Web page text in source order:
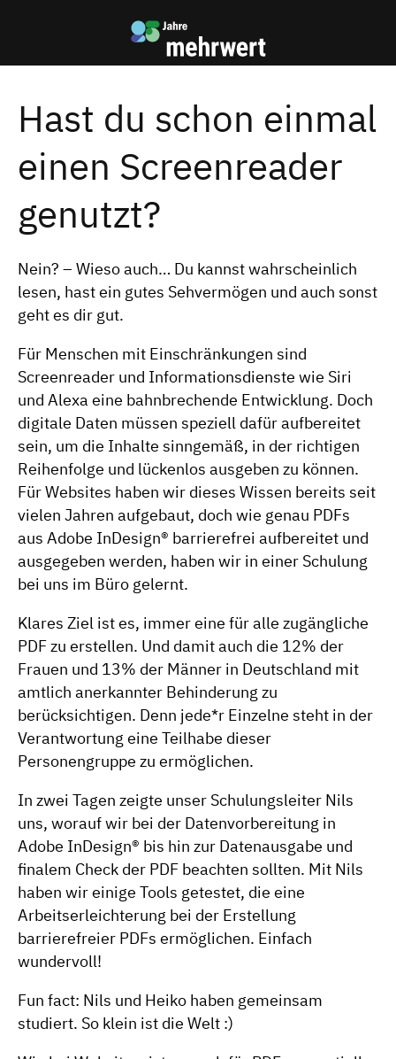
Zur
mehrwert
Hast du schon einmal
einen Screenreader
genutzt?
Nein? – Wieso auch… Du kannst wahrscheinlich
lesen, hast ein gutes Sehvermögen und auch sonst
geht es dir gut.
Für Menschen mit Einschränkungen sind
Screenreader und Informationsdienste wie Siri
und Alexa eine bahnbrechende Entwicklung. Doch
digitale Daten müssen speziell dafür aufbereitet
sein, um die Inhalte sinngemäß, in der richtigen
Reihenfolge und lückenlos ausgeben zu können.
Für Websites haben wir dieses Wissen bereits seit
vielen Jahren aufgebaut, doch wie genau PDFs
aus Adobe InDesign® barrierefrei aufbereitet und
ausgegeben werden, haben wir in einer Schulung
bei uns im Büro gelernt.
Klares Ziel ist es, immer eine für alle zugängliche
PDF zu erstellen. Und damit auch die 12% der
Frauen und 13% der Männer in Deutschland mit
amtlich anerkannter Behinderung zu
berücksichtigen. Denn jede*r Einzelne steht in der
Verantwortung eine Teilhabe dieser
Personengruppe zu ermöglichen.
In zwei Tagen zeigte unser Schulungsleiter Nils
uns, worauf wir bei der Datenvorbereitung in
Adobe InDesign® bis hin zur Datenausgabe und
finalem Check der PDF beachten sollten. Mit Nils
haben wir einige Tools getestet, die eine
Arbeitserleichterung bei der Erstellung
barrierefreier PDFs ermöglichen. Einfach
wundervoll!
Fun fact: Nils und Heiko haben gemeinsam
studiert. So klein ist die Welt :)